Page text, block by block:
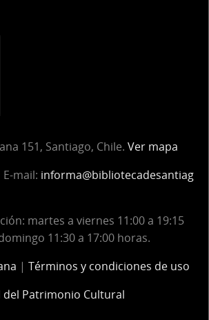
151, Santiago, Chile. Ver mapa
mail: informa@bibliotecadesantiag
martes a viernes 11:00 a 19:15
11:30 a 17:00 horas.
| Términos y condiciones de uso
del Patrimonio Cultural